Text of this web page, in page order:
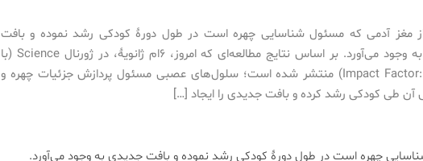
مغز آدمی که مسئول شناسایی چهره است در طول دورۀ کودکی رشد نموده و بافت
جدیدی به وجود می‌آورد. بر اساس نتایج مطالعه‌ای که امروز، ۶ام ژانویۀ، در ژورنال Science (با
Impact Factor: ۳۴/۶۶۱) منتشر شده است؛ سلول‌های عصبی مسئول پردازش جزئیات چهره و
آن طی کودکی رشد کرده و بافت جدیدی را ایجاد […]
چهره است در طول دورۀ کودکی رشد نموده و بافت جدیدی به وجود می‌آورد.